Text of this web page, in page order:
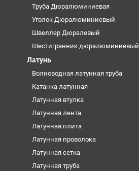
Труба Дюралюминиевая
Уголок Дюралюминиевый
Швеллер Дюралевый
Шестигранник дюралюминиевый
Латунь
Волноводная латунная труба
Катанка латунная
Латунная втулка
Латунная лента
Латунная плита
Латунная проволока
Латунная сетка
Латунная труба